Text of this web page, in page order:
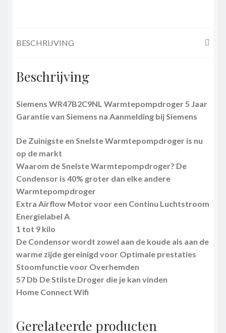
BESCHRIJVING
Beschrijving
Siemens WR47B2C9NL Warmtepompdroger 5 Jaar
Garantie van Siemens na Aanmelding bij Siemens
De Zuinigste en Snelste Warmtepompdroger is nu
op de markt
Waarom de Snelste Warmtepompdroger? De
Condensor is 40% groter dan elke andere
Warmtepompdroger
Extra Airflow Motor voor een Continu Luchtstroom
Energielabel A
1 tot 9 kilo
De Condensor wordt zowel aan de koude als aan de
warme zijde gereinigd voor Optimale prestaties
Stoomfunctie voor Overhemden
57 Db De Stilste Droger die je kan vinden
Home Connect Wifi
Gerelateerde producten